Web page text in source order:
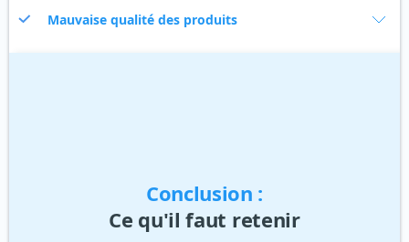
Mauvaise qualité des produits
Conclusion :
Ce qu'il faut retenir